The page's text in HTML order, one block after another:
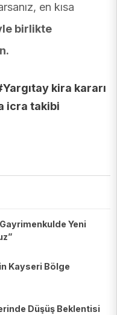
en kısa
birlikte
kira kararı
icra takibi
Yeni
Kayseri Bölge
Düşüş Beklentisi